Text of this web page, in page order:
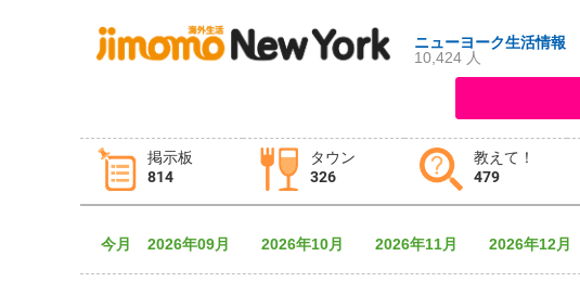
ニューヨーク生活情報
10,424 人
掲示板
814
タウン
326
教えて！
479
タウン情報
今月 2026年09月 2026年10月 2026年11月 2026年12月